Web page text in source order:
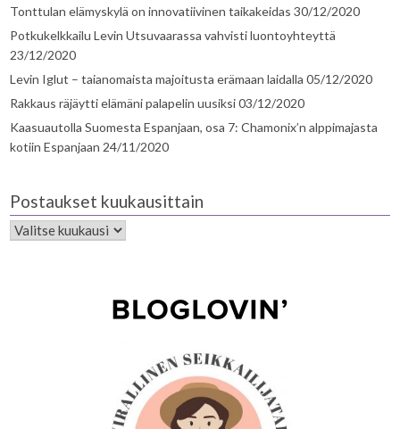
Tonttulan elämyskylä on innovatiivinen taikakeidas 30/12/2020
Potkukelkkailu Levin Utsuvaarassa vahvisti luontoyhteyttä
23/12/2020
Levin Iglut – taianomaista majoitusta erämaan laidalla 05/12/2020
Rakkaus räjäytti elämäni palapelin uusiksi03/12/2020
Kaasuautolla Suomesta Espanjaan, osa 7: Chamonix’n alppimajasta
kotiin Espanjaan 24/11/2020
Postaukset kuukausittain